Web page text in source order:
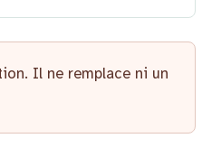
Il ne remplace ni un